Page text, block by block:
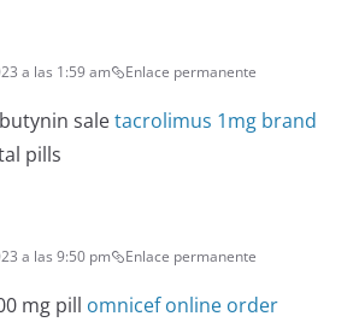
a las 1:59 am Enlace permanente
saletacrolimus 1mg brand
pills
a las 9:50 pm Enlace permanente
mg pill omnicef online order